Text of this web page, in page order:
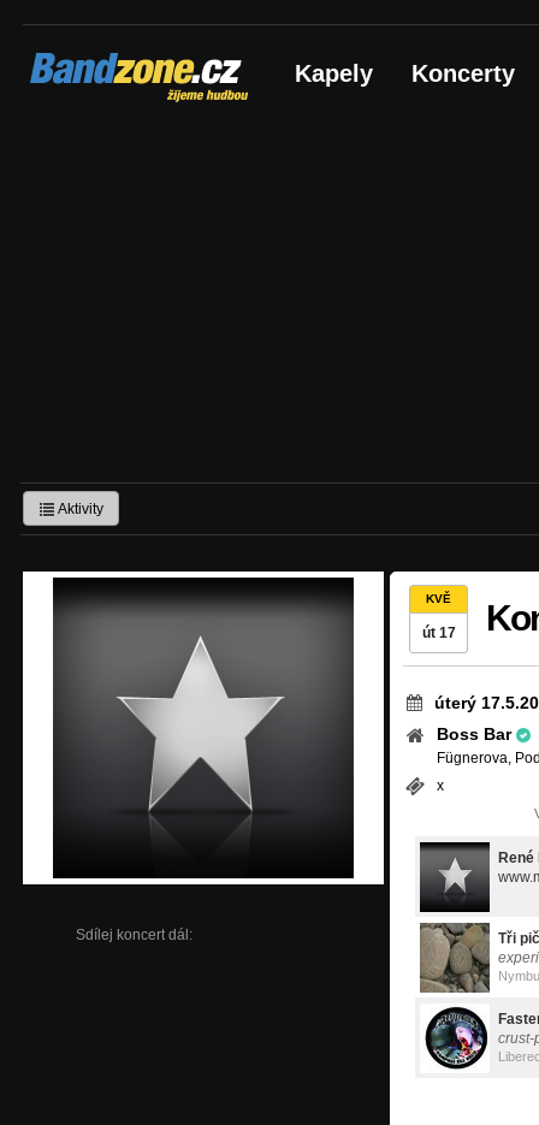
Bandzone.cz
žijeme hudbou Kapely Koncerty
Aktivity
Sdílej koncert dál:
KVĚ
út 17
úterý
Boss Bar
Fügnerova,
x
Tři
crust-